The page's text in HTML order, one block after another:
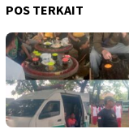
POS TERKAIT